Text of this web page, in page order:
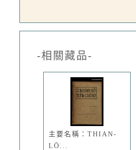
-相關藏品-
主要名稱：THIAN-
LŌ͘...